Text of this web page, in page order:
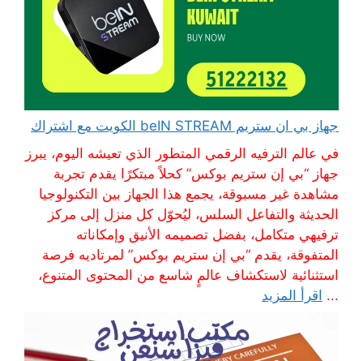
جهاز بي ان ستريم beIN STREAM الكويت مع اشتراك
في عالم الترفيه الرقمي المتطور الذي تعيشه اليوم، يبرز
جهاز “بي إن ستريم بوكس” كحلاً مبتكرًا يقدم تجربة
مشاهدة غير مسبوقة، يجمع هذا الجهاز بين التكنولوجيا
الحديثة والتفاعل السلس، ليُحوّل كل منزل إلى مركز
ترفيهي متكامل، بفضل تصميمه الأنيق وإمكاناته
المتفوقة، يقدم “بي إن ستريم بوكس” لمرتاديه فرصة
استثنائية لاستكشاف عالمٍ شاسع من المحتوى المتنوع،
... اقرأ المزيد